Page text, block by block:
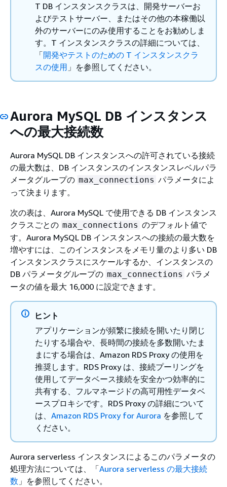
T DB インスタンスクラスは、開発サーバーお
よびテストサーバー、またはその他の本稼働以
外のサーバーにのみ使用することをお勧めしま
す。T インスタンスクラスの詳細については、
「開発やテストのための T インスタンスクラ
スの使用 」を参照してください。
Aurora MySQL DB インスタンス
への最大接続数
Aurora MySQL DB インスタンスへの許可されている接続
の最大数は、DB インスタンスのインスタンスレベルパラ
メータグループの max_connections パラメータによ
って決まります。
次の表は、Aurora MySQL で使用できる DB インスタンス
クラスごとの max_connections のデフォルト値で
す。Aurora MySQL DB インスタンスへの接続の最大数を
増やすには、このインスタンスをメモリ量のより多い DB
インスタンスクラスにスケールするか、インスタンスの
DB パラメータグループの max_connections パラメ
ータの値を最大 16,000 に設定できます。
ヒント
アプリケーションが頻繁に接続を開いたり閉じ
たりする場合や、長時間の接続を多数開いたま
まにする場合は、Amazon RDS Proxy の使用を
推奨します。RDS Proxy は、接続プーリングを
使用してデータベース接続を安全かつ効率的に
共有する、フルマネージドの高可用性データベ
ースプロキシです。RDS Proxy の詳細について
は、 Amazon RDS Proxy for Aurora を参照して
ください。
Aurora serverless インスタンスによるこのパラメータの
処理方法については、「Aurora serverless の最大接続
数 」を参照してください。